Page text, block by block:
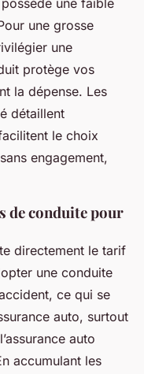
une faible
une grosse
une
protège vos
la dépense. Les
détaillent
le choix
engagement,
de conduite pour
directement le tarif
une conduite
ce qui se
auto, surtout
auto
accumulant les